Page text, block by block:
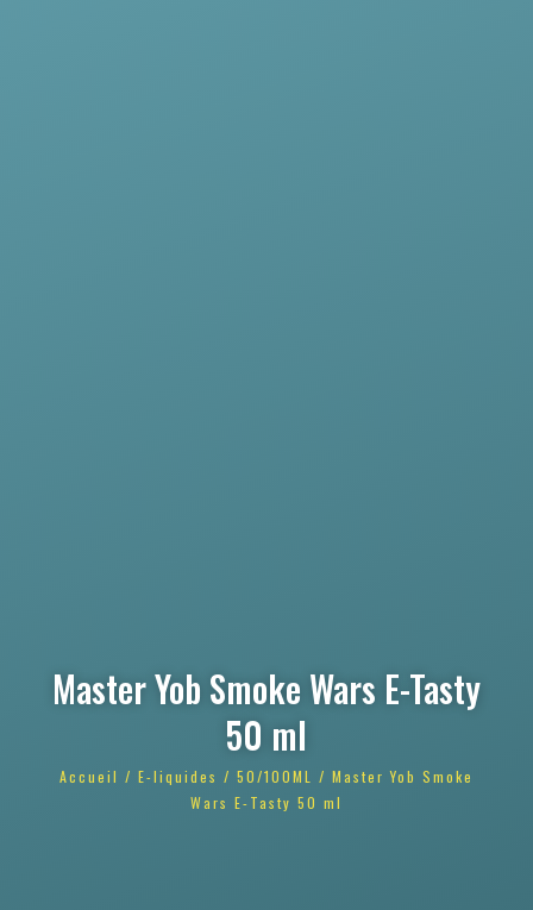
Master Yob Smoke Wars E-Tasty
50 ml
Accueil / E-liquides / 50/100ML / Master Yob Smoke
Wars E-Tasty 50 ml